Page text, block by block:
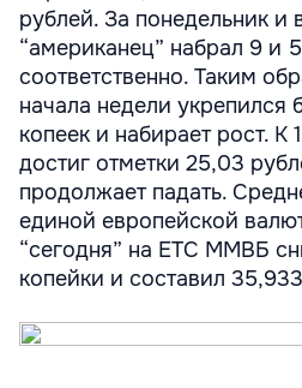
рублей. За понедельник и
“американец” набрал 9 и
соответственно. Таким
начала недели укрепился
копеек и набирает рост. К
достиг отметки 25,03
продолжает падать.
единой европейской
“сегодня” на ЕТС ММВБ
копейки и составил